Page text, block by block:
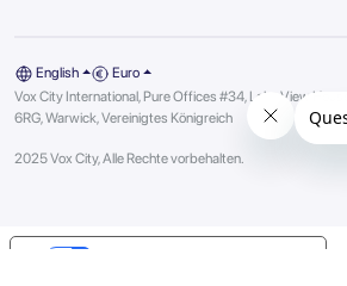
English
Euro
Vox City International, Pure Offices #34, Lake View
6RG, Warwick, Vereinigtes Königreich
2025 Vox City, Alle Rechte vorbehalten.